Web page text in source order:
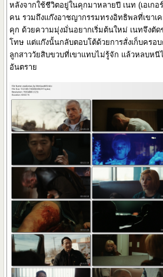
หลังจากใช้ชีวิตอยู่ในคุกมาหลายปี เนท (เอเก
คน รวมถึงแก๊งอาชญากรรมทรงอิทธิพลที่เขาเ
คุก ด้วยความมุ่งมั่นอยากเริ่มต้นใหม่ เนทจึงตั
โทษ แต่แก๊งนั้นกลับตอบโต้ด้วยการสั่งเก็บครอ
ลูกสาววัยสิบขวบที่เขาแทบไม่รู้จัก แล้วหลบหนี
อันตราย